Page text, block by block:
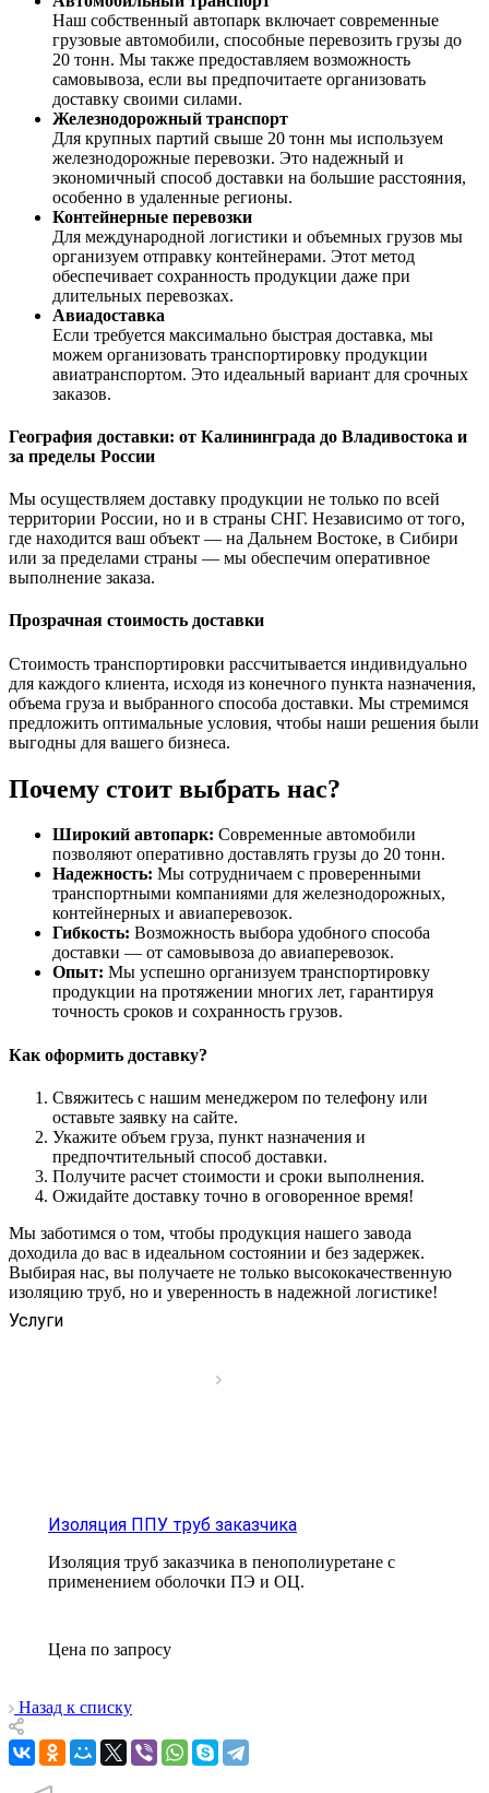
Наш собственный автопарк включает современные
грузовые автомобили, способные перевозить грузы до
20 тонн. Мы также предоставляем возможность
самовывоза, если вы предпочитаете организовать
доставку своими силами.
Железнодорожный транспорт
Для крупных партий свыше 20 тонн мы используем
железнодорожные перевозки. Это надежный и
экономичный способ доставки на большие расстояния,
особенно в удаленные регионы.
Контейнерные перевозки
Для международной логистики и объемных грузов мы
организуем отправку контейнерами. Этот метод
обеспечивает сохранность продукции даже при
длительных перевозках.
Авиадоставка
Если требуется максимально быстрая доставка, мы
можем организовать транспортировку продукции
авиатранспортом. Это идеальный вариант для срочных
заказов.
География доставки: от Калининграда до Владивостока и
за пределы России
Мы осуществляем доставку продукции не только по всей
территории России, но и в страны СНГ. Независимо от того,
где находится ваш объект — на Дальнем Востоке, в Сибири
или за пределами страны — мы обеспечим оперативное
выполнение заказа.
Прозрачная стоимость доставки
Стоимость транспортировки рассчитывается индивидуально
для каждого клиента, исходя из конечного пункта назначения,
объема груза и выбранного способа доставки. Мы стремимся
предложить оптимальные условия, чтобы наши решения были
выгодны для вашего бизнеса.
Почему стоит выбрать нас?
Широкий автопарк: Современные автомобили
позволяют оперативно доставлять грузы до 20 тонн.
Надежность: Мы сотрудничаем с проверенными
транспортными компаниями для железнодорожных,
контейнерных и авиаперевозок.
Гибкость: Возможность выбора удобного способа
доставки — от самовывоза до авиаперевозок.
Опыт: Мы успешно организуем транспортировку
продукции на протяжении многих лет, гарантируя
точность сроков и сохранность грузов.
Как оформить доставку?
Свяжитесь с нашим менеджером по телефону или
оставьте заявку на сайте.
Укажите объем груза, пункт назначения и
предпочтительный способ доставки.
Получите расчет стоимости и сроки выполнения.
Ожидайте доставку точно в оговоренное время!
Мы заботимся о том, чтобы продукция нашего завода
доходила до вас в идеальном состоянии и без задержек.
Выбирая нас, вы получаете не только высококачественную
изоляцию труб, но и уверенность в надежной логистике!
Услуги
Изоляция ППУ труб заказчика
Изоляция труб заказчика в пенополиуретане с
применением оболочки ПЭ и ОЦ.
Цена по запросу
Назад к списку